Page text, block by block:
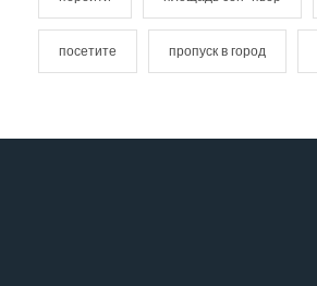
посетите пропуск в город